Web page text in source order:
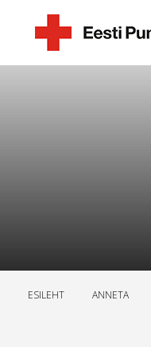
ESILEHT ANNETA